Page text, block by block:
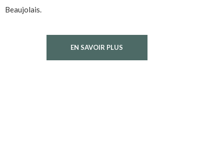
Beaujolais.
EN SAVOIR PLUS